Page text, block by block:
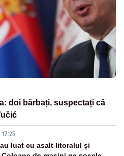
doi bărbați, suspectați că
17:25
luat cu asalt litoralul și